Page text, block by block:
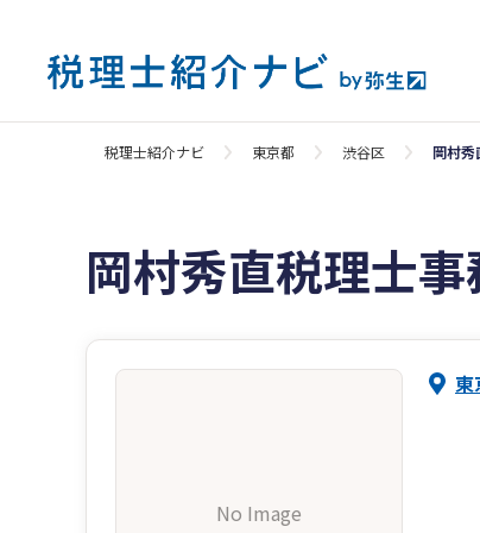
税理士紹介ナビ 東京都 渋谷区 岡村秀
岡村秀直税理士
No Image
東